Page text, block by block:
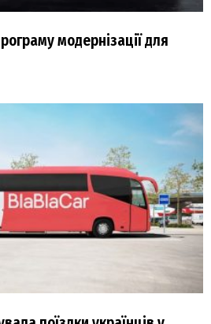
модернізації для